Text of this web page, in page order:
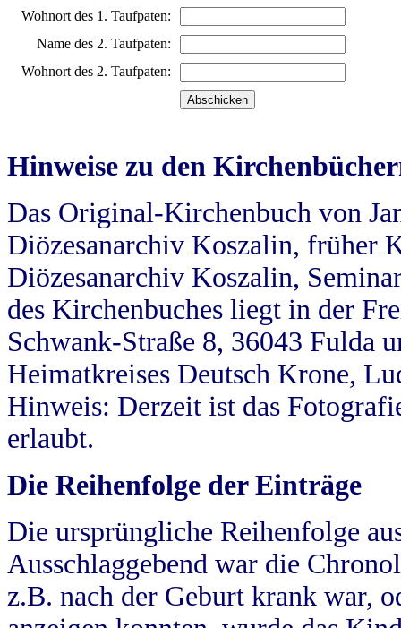
Wohnort des 1. Taufpaten:
Name des 2. Taufpaten:
Wohnort des 2. Taufpaten:
Hinweise zu den
Das Original-Kirchenbuch von
Diözesanarchiv Koszalin, früher
Diözesanarchiv Koszalin,
des Kirchenbuches liegt in der
Schwank-Straße 8, 36043 Fulda
Heimatkreises Deutsch Krone,
Hinweis: Derzeit ist das
erlaubt.
Die Reihenfolge der Einträge
Die ursprüngliche Reihenfolge
Ausschlaggebend war die
z.B. nach der Geburt krank war,